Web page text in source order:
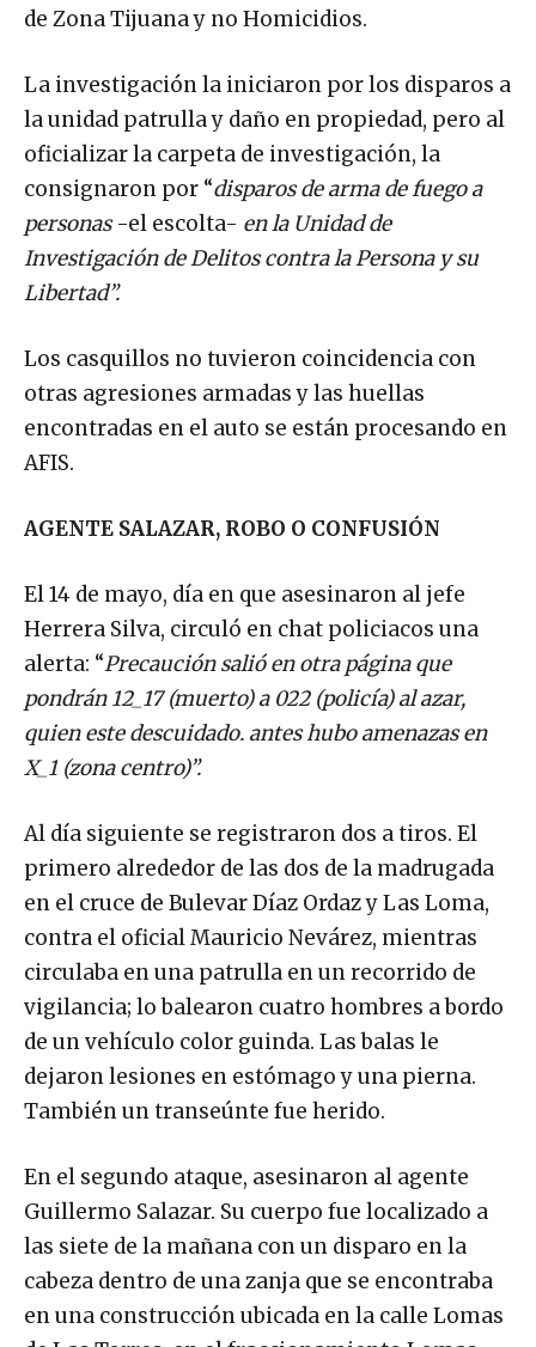
de Zona Tijuana y no Homicidios.
La investigación la iniciaron por los disparos a
la unidad patrulla y daño en propiedad, pero al
oficializar la carpeta de investigación, la
consignaron por “disparos de arma de fuego a
personas-el escolta- en la Unidad de
Investigación de Delitos contra la Persona y su
Libertad”.
Los casquillos no tuvieron coincidencia con
otras agresiones armadas y las huellas
encontradas en el auto se están procesando en
AFIS.
AGENTE SALAZAR, ROBO O CONFUSIÓN
El 14 de mayo, día en que asesinaron al jefe
Herrera Silva, circuló en chat policiacos una
alerta: “Precaución salió en otra página que
pondrán 12_17 (muerto) a 022 (policía) al azar,
quien este descuidado. antes hubo amenazas en
X_1 (zona centro)”.
Al día siguiente se registraron dos a tiros. El
primero alrededor de las dos de la madrugada
en el cruce de Bulevar Díaz Ordaz y Las Loma,
contra el oficial Mauricio Nevárez, mientras
circulaba en una patrulla en un recorrido de
vigilancia; lo balearon cuatro hombres a bordo
de un vehículo color guinda. Las balas le
dejaron lesiones en estómago y una pierna.
También un transeúnte fue herido.
En el segundo ataque, asesinaron al agente
Guillermo Salazar. Su cuerpo fue localizado a
las siete de la mañana con un disparo en la
cabeza dentro de una zanja que se encontraba
en una construcción ubicada en la calle Lomas